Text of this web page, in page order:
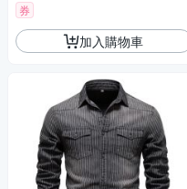
券
加入購物車